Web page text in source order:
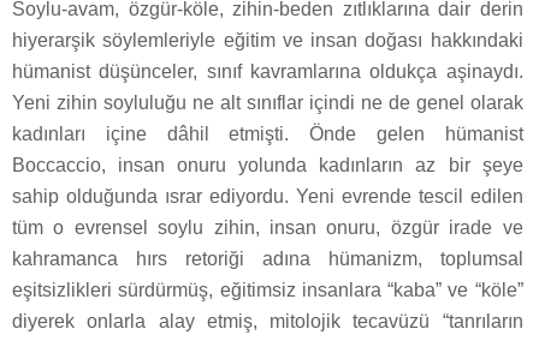
Soylu-avam, özgür-köle, zihin-beden zıtlıklarına dair derin
hiyerarşik söylemleriyle eğitim ve insan doğası hakkındaki
hümanist düşünceler, sınıf kavramlarına oldukça aşinaydı.
Yeni zihin soyluluğu ne alt sınıflar içindi ne de genel olarak
kadınları içine dâhil etmişti. Önde gelen hümanist
Boccaccio, insan onuru yolunda kadınların az bir şeye
sahip olduğunda ısrar ediyordu. Yeni evrende tescil edilen
tüm o evrensel soylu zihin, insan onuru, özgür irade ve
kahramanca hırs retoriği adına hümanizm, toplumsal
eşitsizlikleri sürdürmüş, eğitimsiz insanlara “kaba” ve “köle”
diyerek onlarla alay etmiş, mitolojik tecavüzü “tanrıların